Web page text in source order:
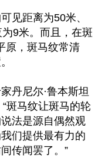
见距离为50米、
9米。而且，在斑
原，斑马纹常清
丹尼尔·鲁本斯坦
斑马纹让斑马的轮
法是源自偶然观
们提供最有力的
传闻罢了。”